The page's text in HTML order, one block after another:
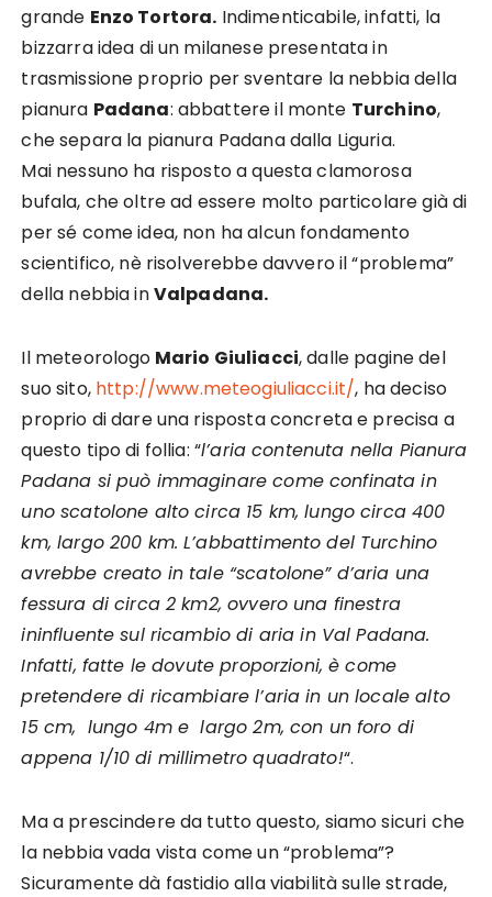
grande Enzo Tortora. Indimenticabile, infatti, la
bizzarra idea di un milanese presentata in
trasmissione proprio per sventare la nebbia della
pianura Padana: abbattere il monte Turchino,
che separa la pianura Padana dalla Liguria.
Mai nessuno ha risposto a questa clamorosa
bufala, che oltre ad essere molto particolare già di
per sé come idea, non ha alcun fondamento
scientifico, nè risolverebbe davvero il “problema”
della nebbia inValpadana.
Il meteorologo Mario Giuliacci, dalle pagine del
suo sito, http://www.meteogiuliacci.it/, ha deciso
proprio di dare una risposta concreta e precisa a
questo tipo di follia: “l’aria contenuta nella Pianura
Padana si può immaginare come confinata in
uno scatolone alto circa 15 km, lungo circa 400
km, largo 200 km. L’abbattimento del Turchino
avrebbe creato in tale “scatolone” d’aria una
fessura di circa 2 km2, ovvero una finestra
ininfluente sul ricambio di aria in Val Padana.
Infatti, fatte le dovute proporzioni, è come
pretendere di ricambiare l’aria in un locale alto
15 cm, lungo 4m e largo 2m, con un foro di
appena 1/10 di millimetro quadrato!“.
Ma a prescindere da tutto questo, siamo sicuri che
la nebbia vada vista come un “problema”?
Sicuramente dà fastidio alla viabilità sulle strade,